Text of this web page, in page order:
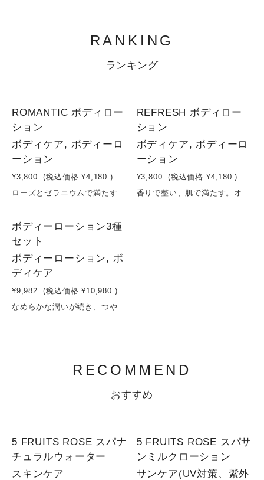
RANKING
ランキング
ROMANTIC ボディロー
ション
ボディケア, ボディーロ
ーション
¥3,800 (税込価格 ¥4,180 )
ローズとゼラニウムで満たす、やさしく華やぐ素肌。ダマスクローズとゼラニウムの華やかでやさしい香りに包まれるボディミルク。スクワランやホホバ油が肌にすっとなじみ、ベタつかずにしっとりとうるおいをキープ。カラギーナンが肌をなめらかに整え、やわらかくしなやかな質感へ導きます。さらに、イチゴエキスや植物エキスが乾燥によるくすみをケアし、明るく整った印象の肌へ。毎日のケアを、心まで満たされる上質な時間に変えます。容量：200ml
REFRESH ボディロー
ション
ボディケア, ボディーロ
ーション
¥3,800 (税込価格 ¥4,180 )
香りで整い、肌で満たす。オレンジ＆レモンのボディミルク。レモンのように爽やかで澄んだ香りをもつレプトスペルムムペテルソニイ（レモンマートル）をベースにした、心と肌を同時に整えるボディミルク。軽やかなテクスチャーでありながら、スクワランやホホバ油がしっかりとうるおいを抱え込み、なめらかでやわらかな肌へ導きます。さらに、褐藻エキスや植物エキスが乾燥ダメージにアプローチし、キメの整った健やかな肌へ。オレンジやレモンの果実由来の香りが広がり、毎日のボディケアを“リフレッシュの時間”へと変えます。ベタつかずすっとなじむ使用感で、朝も夜も心地よく使える1本です。容量：200ml
ボディーローション3種
セット
ボディーローション, ボ
ディケア
¥9,982 (税込価格 ¥10,980 )
なめらかな潤いが続き、つややかな肌に整える乳液タイプのボディミルクうっとり滑らかなテクスチャーで、伸び肌なじみが良く、乾いた肌もみずみずしい潤いで満たすボディローション。ホホバ油やフルーツ＆ハーブの保湿成分配合で、生まれ変わったようなやわらかく滑らかな肌へ。ライトな使用感でベタつきが残りません。心地よい香りが心と身体をリラックスへと導きます。オレンジ＆レモン、マスカット＆ホワイトバーチ、フランボワーズ＆ローズの香りの3個セット。
RECOMMEND
おすすめ
5 FRUITS ROSE スパナ
チュラルウォーター
スキンケア
5 FRUITS ROSE スパサ
ンミルクローション
サンケア(UV対策、紫外